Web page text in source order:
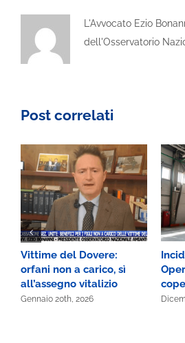
L'Avvocato Ezio
dell'Osservatorio
Post correlati
Vittime del Dovere:
orfani non a carico, sì
all’assegno vitalizio
Gennaio 20th, 2026